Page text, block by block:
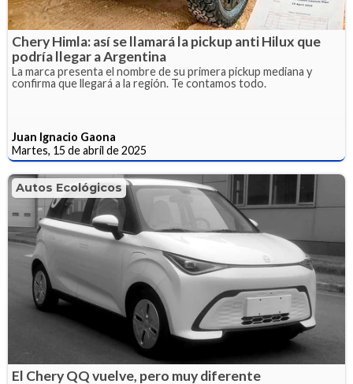
Chery Himla: así se llamará la pickup anti Hilux que
podría llegar a Argentina
La marca presenta el nombre de su primera pickup mediana y
confirma que llegará a la región. Te contamos todo.
Juan Ignacio Gaona
Martes, 15 de abril de 2025
Autos Ecológicos
El Chery QQ vuelve, pero muy diferente